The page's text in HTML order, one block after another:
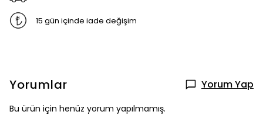
15 gün içinde iade değişim
Yorumlar Yorum Yap
Bu ürün için henüz yorum yapılmamış.